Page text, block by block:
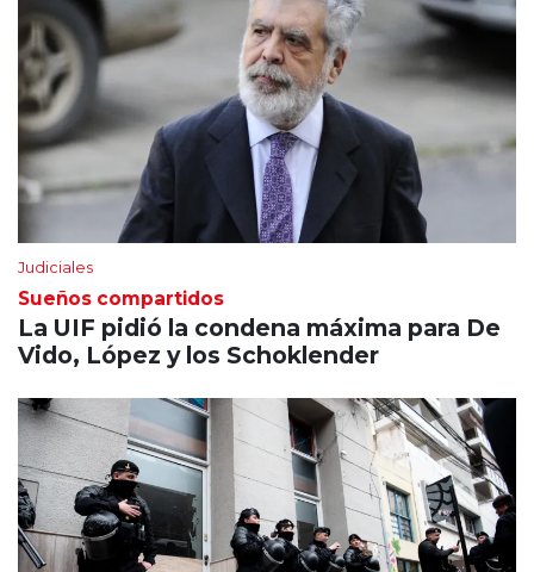
Judiciales
Sueños compartidos
La UIF pidió la condena máxima para De
Vido, López y los Schoklender